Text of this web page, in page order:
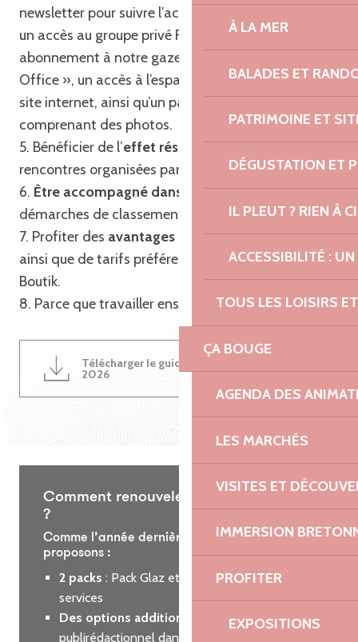
À LA MER
BALADES ET
PATRIMOINE ET
DÉGUSTATION ET
IL PLEUT ? RIEN À
ACCESSIBILITÉ :
TOUS LES LOISIRS
ÇA BOUGE
AGENDA DES
LES MARCHÉS
VISITES ET
IMMERSION
PROFITER
EXPOSITIONS
newsletter pour suivre l’actualité touristique locale,
un accès au groupe privé Facebook, un
abonnement à notre gazette « Trégor Post
Office », un accès à l’espace professionnel de notre
site internet, ainsi qu’un pack communication
comprenant des photos.
5. Bénéficier de l’effet réseau
en participant aux
rencontres organisées par l’Office de Tourisme.
6. Être accompagné dans vos projetset
démarches de classement et de labellisation.
7. Profiter des avantages du passeport privilège
ainsi que de tarifs préférentiels sur nos produits
Boutik.
8. Parce que travailler ensemble est une évidence !
Télécharger le guide du partenariat
2026
Comment renouveler votre partenariat
?
Comme l’année dernière, nous vous
proposons :
2 packs : Pack Glaz et Pack Roz, incluant des
services
Des options additionnelles
: encart
publirédactionnel dans le guide des loisirs ou